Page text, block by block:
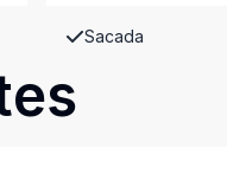
Sacada